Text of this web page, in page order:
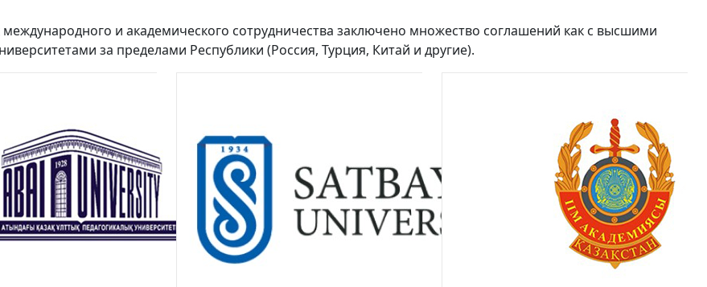
и академического сотрудничества заключено множество соглашений как с высшими
за пределами Республики (Россия, Турция, Китай и другие).